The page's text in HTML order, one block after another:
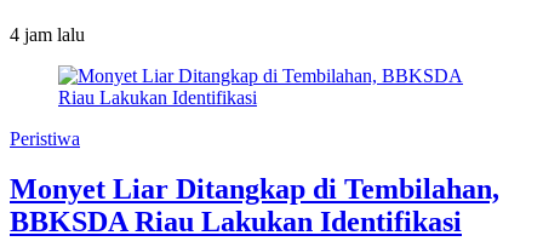
4 jam lalu
Peristiwa
Monyet Liar Ditangkap di Tembilahan,
BBKSDA Riau Lakukan Identifikasi